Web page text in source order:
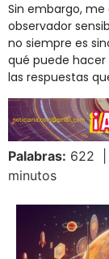
Sin embargo,
observador
no siempre es
qué puede hacer
las respuestas
Palabras: 622 |
minutos